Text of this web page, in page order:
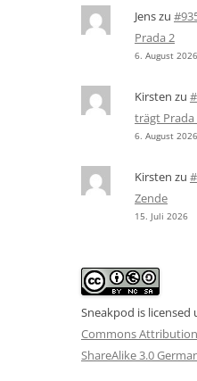
Jenszu
Prada 2
6. August 2026
Kirsten zu
trägt Prada
6. August 2026
Kirsten zu
Zende
15. Juli 2026
Sneakpod is licensed
Commons
ShareAlike 3.0